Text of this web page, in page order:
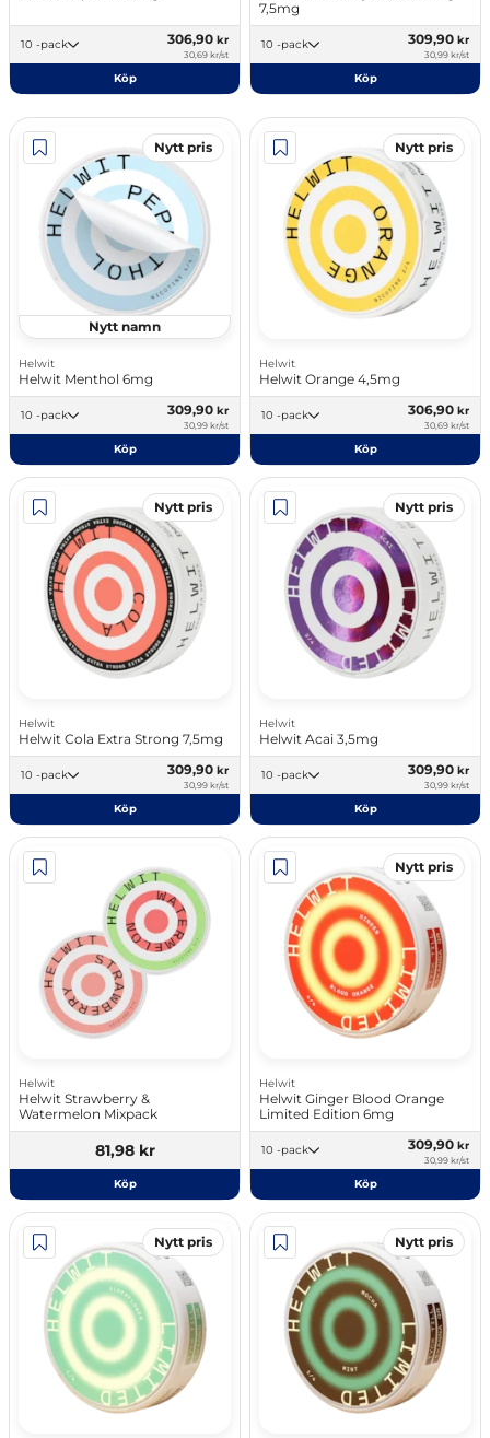
10 -pack 306,90 kr
30,69 kr/st
Köp
7,5mg
10 -pack 309,90 kr
30,99 kr/st
Köp
Nytt pris
Nytt namn
Helwit
Helwit Menthol 6mg
10 -pack 309,90 kr
30,99 kr/st
Köp
Nytt pris
Helwit
Helwit Orange 4,5mg
10 -pack 306,90 kr
30,69 kr/st
Köp
Nytt pris
Helwit
Helwit Cola Extra Strong 7,5mg
10 -pack 309,90 kr
30,99 kr/st
Köp
Nytt pris
Helwit
Helwit Acai 3,5mg
10 -pack 309,90 kr
30,99 kr/st
Köp
Helwit
Helwit Strawberry &
Watermelon Mixpack
81,98 kr
Köp
Nytt pris
Helwit
Helwit Ginger Blood Orange
Limited Edition 6mg
10 -pack 309,90 kr
30,99 kr/st
Köp
Nytt pris Nytt pris